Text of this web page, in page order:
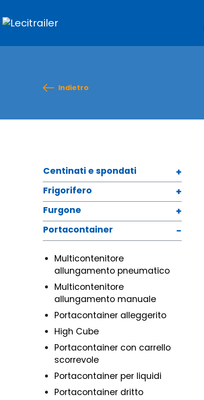
Indietro
Centinati e spondati
Frigorifero
Furgone
Portacontainer
Multicontenitore
allungamento pneumatico
Multicontenitore
allungamento manuale
Portacontainer alleggerito
High Cube
Portacontainer con carrello
scorrevole
Portacontainer per liquidi
Portacontainer dritto